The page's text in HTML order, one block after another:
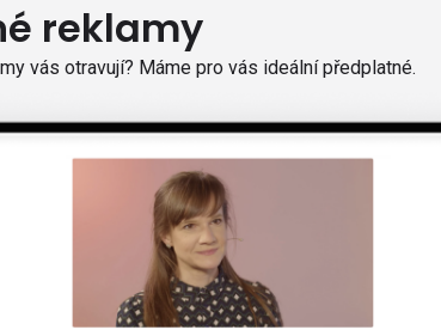
reklamy
vás otravují? Máme pro vás ideální předplatné.